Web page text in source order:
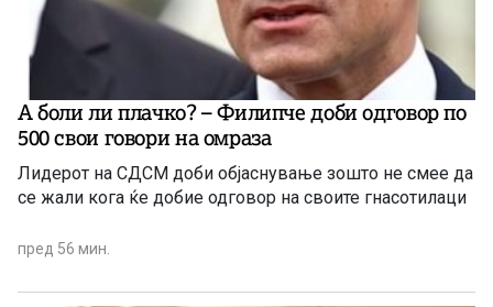
А боли ли плачко? – Филипче доби одговор по
500 свои говори на омраза
Лидерот на СДСМ доби објаснување зошто не смее да
се жали кога ќе добие одговор на своите гнасотилаци
пред 56 мин.